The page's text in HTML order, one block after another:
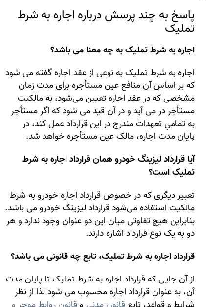
پاسخ به چند پرسش درباره اجاره به شرط
تملیک
اجاره به شرط تملیک به چه معنا می باشد؟
اجاره به شرط تملیک به نوعی از عقد اجاره گفته می ‌شود
که بر اساس آن منافع عین مستأجره برای مدت زمان
مشخصی که در عقد اجاره تعیین می‌شود، به مالکیت
مستأجر در می ‌آید و در آن قید می ‌شود که اگر مستأجر
به تمامی‌ِ تعهدات مندرج در این قرارداد عمل کند، در
پایان مدت اجاره، مالک عین مستأجره خواهد شد.
آیا قرارداد لیزینگ خودرو همان قرارداد اجاره به شرط
تملیک است؟
تعبیر دیگری که در خصوص قرارداد اجاره خودرو به شرط
مالکیت استفاده می‌شود قرارداد لیزینگ خودرو می باشد.
بنابراین هیچ تفاوتی میان این دو عنوان وجود ندارد و هر
دو به یک نوع قرارداد اشاره دارند.
قرارداد اجاره به شرط تملیک، تابع چه قانونی می باشد؟
از آن جایی که قرارداد اجاره به شرط تملیک تا پایان مدت
آن، به عنوان قرارداد اجاره محسوب می شود لذا از نظر